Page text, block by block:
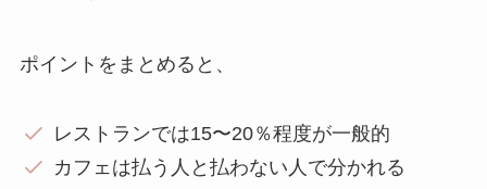
ポイントをまとめると、
レストランでは15〜20％程度が一般的
カフェは払う人と払わない人で分かれる